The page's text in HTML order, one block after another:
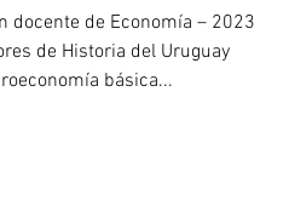
docente de Economía – 2023
de Historia del Uruguay
básica...